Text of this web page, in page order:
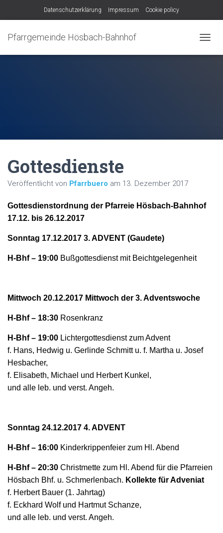
Datenschutzerklärung Impressum Cookie policy
Pfarrgemeinde Hösbach-Bahnhof
A
U
T
Gottesdienste
Veröffentlicht von Pfarrbuero am 13. Dezember 2017
Gottesdienstordnung der Pfarreie Hösbach-Bahnhof
17.12. bis 26.12.2017
Sonntag 17.12.2017 3. ADVENT (Gaudete)
H-Bhf – 19:00 Bußgottesdienst mit Beichtgelegenheit
Mittwoch 20.12.2017 Mittwoch der 3. Adventswoche
H-Bhf – 18:30 Rosenkranz
H-Bhf – 19:00 Lichtergottesdienst zum Advent
f. Hans, Hedwig u. Gerlinde Schmitt u. f. Martha u. Josef
Hesbacher,
f. Elisabeth, Michael und Herbert Kunkel,
und alle leb. und verst. Angeh.
Sonntag 24.12.2017 4. ADVENT
H-Bhf – 16:00 Kinderkrippenfeier zum Hl. Abend
H-Bhf – 20:30 Christmette zum Hl. Abend für die Pfarreien
Hösbach Bhf. u. Schmerlenbach. Kollekte für Adveniat
f. Herbert Bauer (1. Jahrtag)
f. Eckhard Wolf und Hartmut Schanze,
und alle leb. und verst. Angeh.